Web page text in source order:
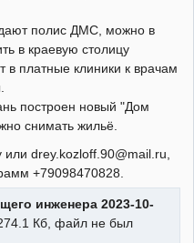
полис ДМС, можно в
в краевую столицу
в платные клиники к врачам
построен новый "Дом
снимать жильё.
или drey.kozloff.90@mail.ru,
+79098470828.
инженера 2023-10-
Кб, файл не был